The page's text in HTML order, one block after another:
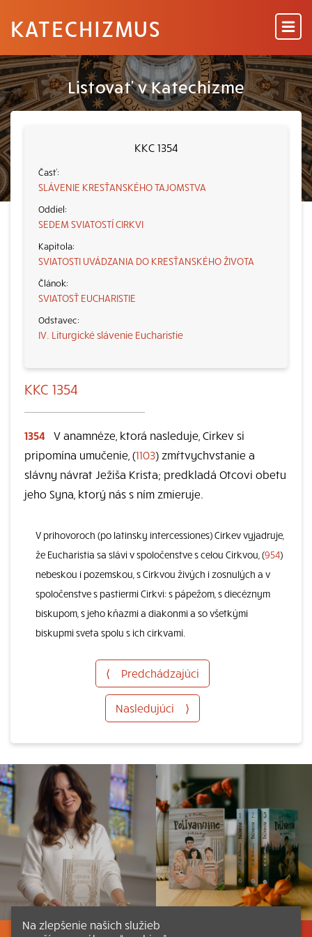
KATECHIZMUS
Listovať v Katechizme
KKC 1354
SLÁVENIE KRESŤANSKÉHO TAJOMSTVA
SEDEM SVIATOSTÍ CIRKVI
SVIATOSTI UVÁDZANIA DO KRESŤANSKÉHO ŽIVOTA
SVIATOSŤ EUCHARISTIE
IV. Liturgické slávenie Eucharistie
KKC 1354
1354
V anamnéze, ktorá nasleduje, Cirkev si
pripomína umučenie, (1103) zmŕtvychvstanie a
slávny návrat Ježiša Krista; predkladá Otcovi obetu
jeho Syna, ktorý nás s ním zmieruje.
V prihovoroch (po latinsky intercessiones) Cirkev vyjadruje,
že Eucharistia sa slávi v spoločenstve s celou Cirkvou, (954)
nebeskou i pozemskou, s Cirkvou živých i zosnulých a v
spoločenstve s pastiermi Cirkvi: s pápežom, s diecéznym
biskupom, s jeho kňazmi a diakonmi a so všetkými
biskupmi sveta spolu s ich cirkvami.
⟨ Predchádzajúci
Nasledujúci ⟩
Na zlepšenie našich služieb